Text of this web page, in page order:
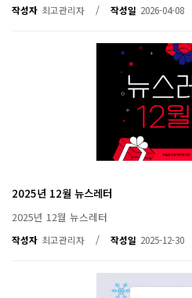
작성자 최고관리자 / 작성일 2026-04-08
2025년 12월 뉴스레터
2025년 12월 뉴스레터
작성자 최고관리자 / 작성일 2025-12-30